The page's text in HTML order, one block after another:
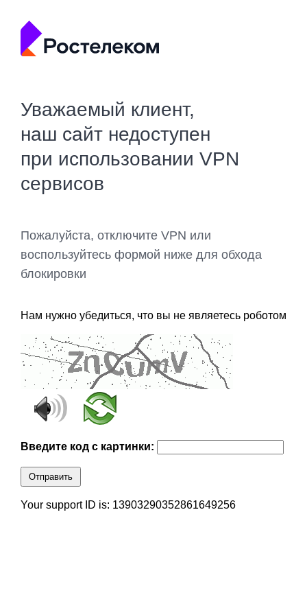
Уважаемый клиент,
наш сайт недоступен
при использовании VPN
сервисов
Пожалуйста, отключите VPN или
воспользуйтесь формой ниже для обхода
блокировки
Нам нужно убедиться, что вы не являетесь роботом
Введите код с картинки:
Отправить
Your support ID is: 13903290352861649256